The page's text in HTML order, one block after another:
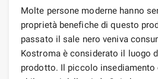
Molte persone moderne hanno
proprietà benefiche di questo
passato il sale nero veniva
Kostroma è considerato il luogo
prodotto. Il piccolo insediamento